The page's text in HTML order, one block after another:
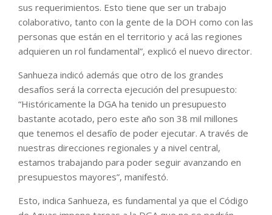
sus requerimientos. Esto tiene que ser un trabajo
colaborativo, tanto con la gente de la DOH como con las
personas que están en el territorio y acá las regiones
adquieren un rol fundamental”, explicó el nuevo director.
Sanhueza indicó además que otro de los grandes
desafíos será la correcta ejecución del presupuesto:
“Históricamente la DGA ha tenido un presupuesto
bastante acotado, pero este año son 38 mil millones
que tenemos el desafío de poder ejecutar. A través de
nuestras direcciones regionales y a nivel central,
estamos trabajando para poder seguir avanzando en
presupuestos mayores”, manifestó.
Esto, indica Sanhueza, es fundamental ya que el Código